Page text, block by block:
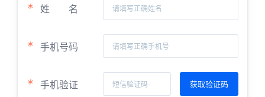
* 姓 名
* 手机号码
* 手机验证